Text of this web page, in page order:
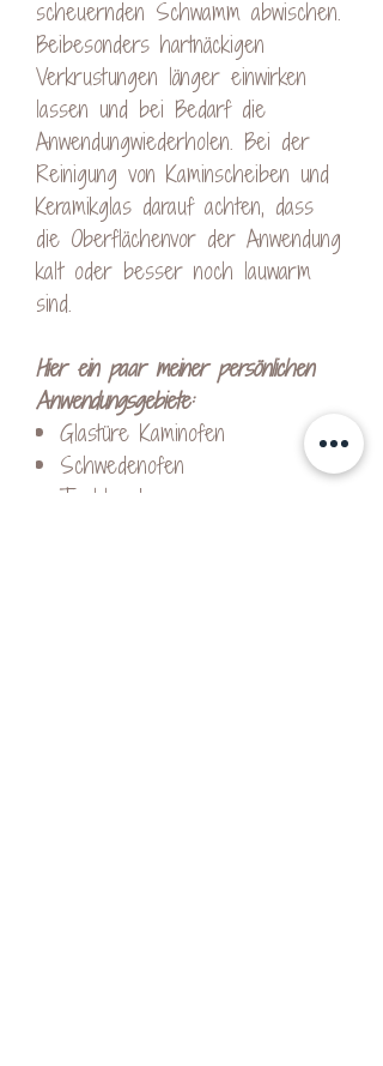
scheuernden Schwamm abwischen.
Beibesonders hartnäckigen
Verkrustungen länger einwirken
lassen und bei Bedarf die
Anwendungwiederholen. Bei der
Reinigung von Kaminscheiben und
Keramikglas darauf achten, dass
die Oberflächenvor der Anwendung
kalt oder besser noch lauwarm
sind.
Hier ein paar meiner persönlichen
Anwendungsgebiete:
Glastüre Kaminofen
Schwedenofen
Tischherd